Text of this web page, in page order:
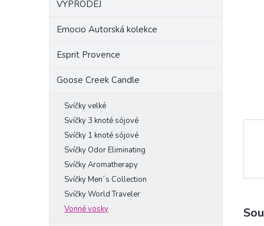
VÝPRODEJ
Emocio Autorská kolekce
Esprit Provence
Goose Creek Candle
Svíčky velké
Svíčky 3 knoté sójové
Svíčky 1 knoté sójové
Svíčky Odor Eliminating
Svíčky Aromatherapy
Svíčky Men´s Collection
Svíčky World Traveler
Vonné vosky